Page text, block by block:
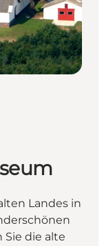
Landes in
die alte